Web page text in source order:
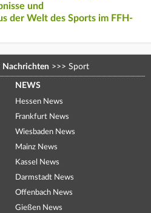
und
der Welt des Sports im FFH-
Nachrichten >>> Sport
NEWS
Hessen News
Frankfurt News
Wiesbaden News
Mainz News
Kassel News
Darmstadt News
Offenbach News
Gießen News